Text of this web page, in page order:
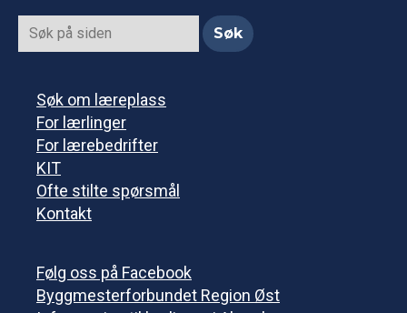
Søk om læreplass
For lærlinger
For lærebedrifter
KIT
Ofte stilte spørsmål
Kontakt
Følg oss på Facebook
Byggmesterforbundet Region Øst